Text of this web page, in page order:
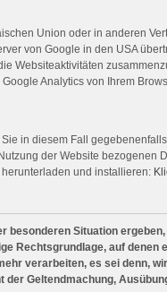
Union oder in anderen
von Google in den USA
Websiteaktivitäten
Analytics von Ihrem
in diesem Fall
der Website bezogenen
und installieren:
besonderen Situation
Rechtsgrundlage, auf denen
verarbeiten, es sei denn,
der Geltendmachung,